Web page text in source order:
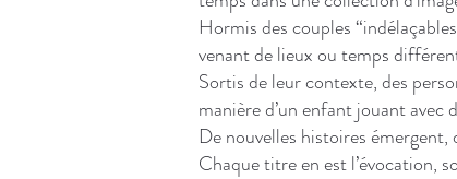
Hormis des couples
venant de lieux ou temps
Sortis de leur contexte, des
manière d’un enfant jouant avec
De nouvelles histoires
Chaque titre en est l’évocation,